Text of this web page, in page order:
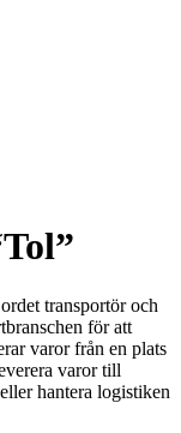
transportör och
för att
varor från en plats
varor till
hantera logistiken